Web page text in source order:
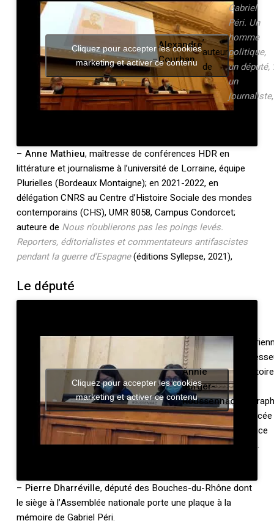
–
Alexandre
Courban
,
auteur
de
Gabriel
Péri. Un
homme
politique,
un député,
un
journaliste,
Cliquez pour accepter les cookies
marketing et activer ce contenu
– Anne Mathieu, maîtresse de conférences HDR en
littérature et journalisme à l’université de Lorraine, équipe
Plurielles (Bordeaux Montaigne); en 2021-2022, en
délégation CNRS au Centre d’Histoire Sociale des mondes
contemporains (CHS), UMR 8058, Campus Condorcet;
auteure de Nous n’oublierons pas les poings levés.
Reporters, éditorialistes et commentateurs antifascistes
pendant la guerre d’Espagne(éditions Syllepse, 2021),
Le député
–
Annie
Burger-
Roussennac
d’Histoire
au Lycée
Maurice
Ravel.
Cliquez pour accepter les cookies
marketing et activer ce contenu
– Pierre Dharréville, député des Bouches-du-Rhône dont
le siège à l’Assemblée nationale porte une plaque à la
mémoire de Gabriel Péri.